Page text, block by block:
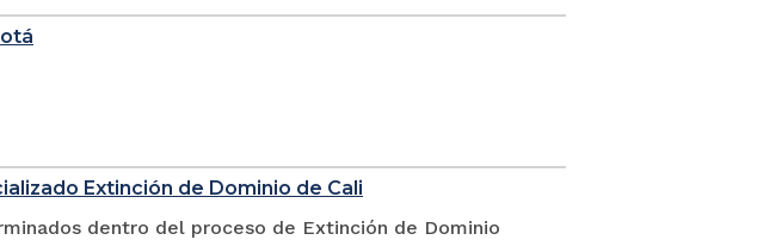
Extinción de Dominio de Cali
dentro del proceso de Extinción de Dominio